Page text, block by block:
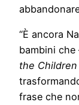
“È ancora
bambini
the Children
frase che